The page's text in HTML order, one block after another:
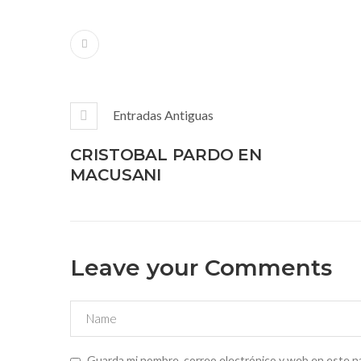
Entradas Antiguas
CRISTOBAL PARDO EN
MACUSANI
Leave your Comments